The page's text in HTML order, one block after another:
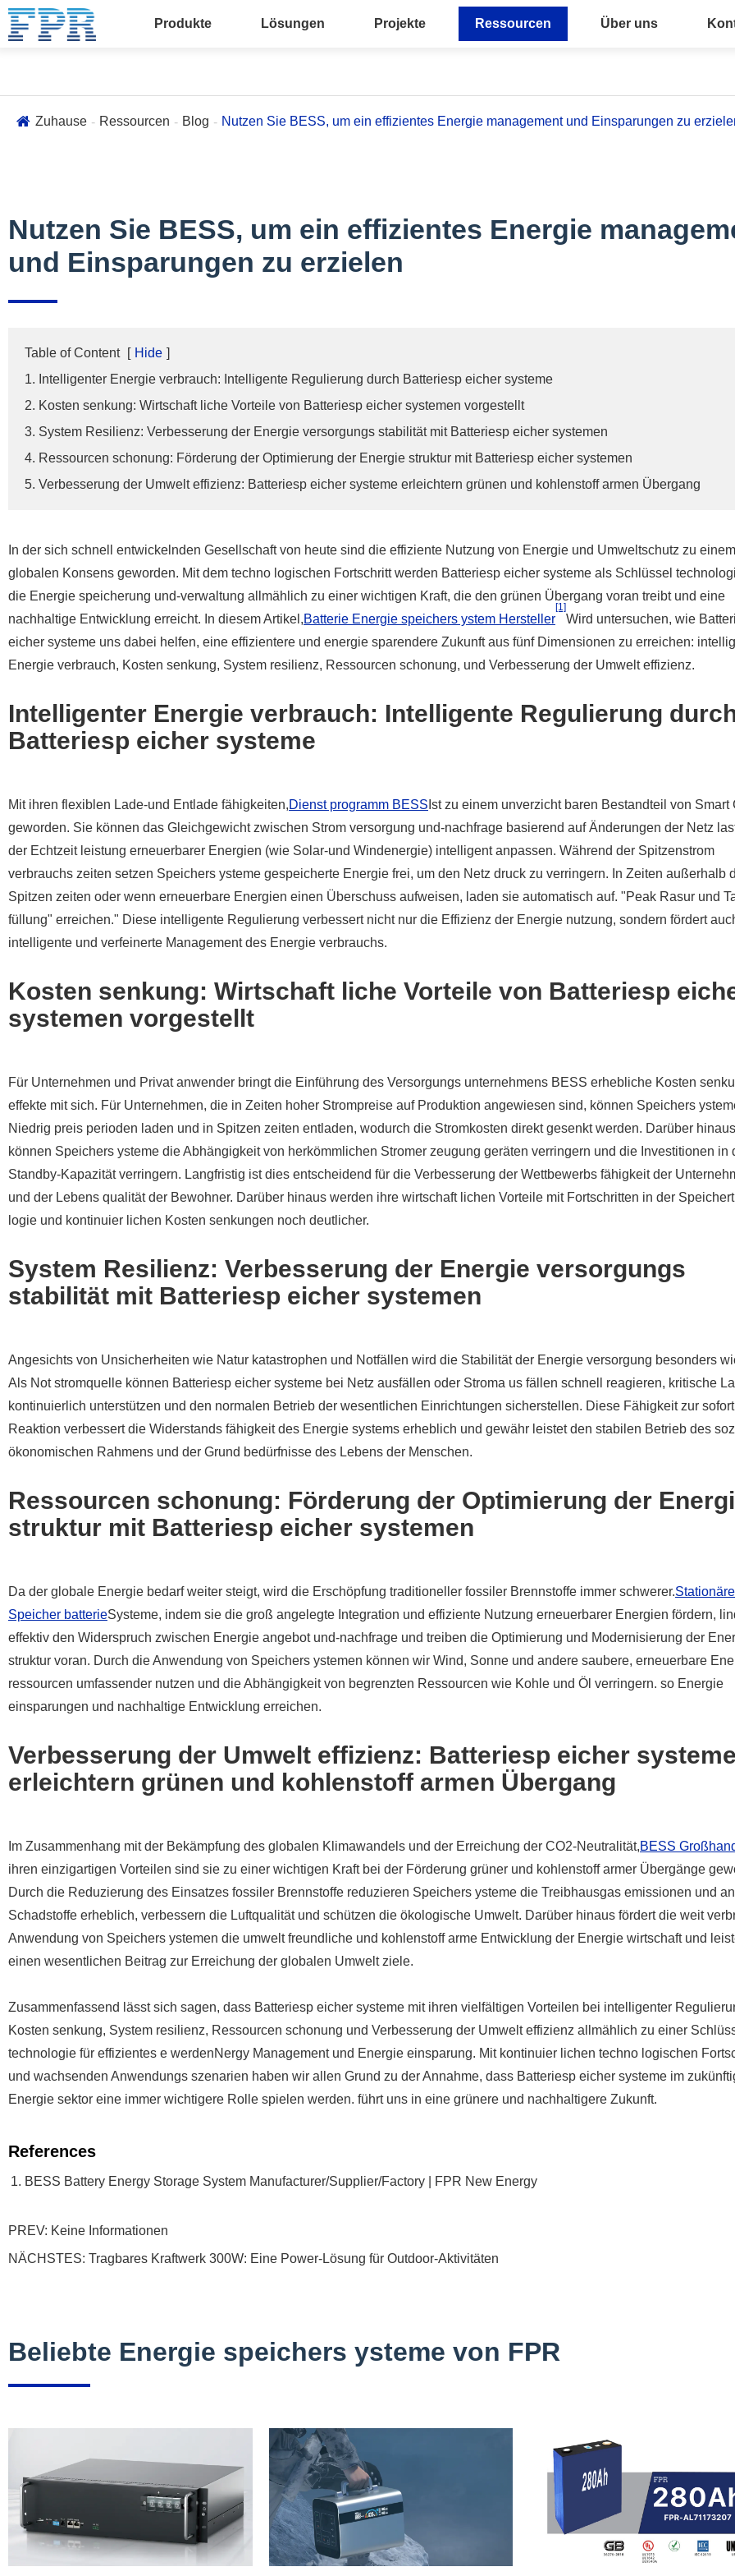
Produkte Lösungen Projekte Ressourcen Über uns
Zuhause Ressourcen Blog Nutzen Sie BESS, um ein effizientes Energie management und Einsparungen zu
Nutzen Sie BESS, um ein effizientes Energie
und Einsparungen zu erzielen
Table of Content [ Hide ]
1. Intelligenter Energie verbrauch: Intelligente Regulierung durch Batteriesp eicher systeme
2. Kosten senkung: Wirtschaft liche Vorteile von Batteriesp eicher systemen vorgestellt
3. System Resilienz: Verbesserung der Energie versorgungs stabilität mit Batteriesp eicher systemen
4. Ressourcen schonung: Förderung der Optimierung der Energie struktur mit Batteriesp eicher systemen
5. Verbesserung der Umwelt effizienz: Batteriesp eicher systeme erleichtern grünen und kohlenstoff armen Übergang
In der sich schnell entwickelnden Gesellschaft von heute sind die effiziente Nutzung von Energie und Umweltschutz zu einem
globalen Konsens geworden. Mit dem techno logischen Fortschritt werden Batteriesp eicher systeme als Schlüssel
die Energie speicherung und-verwaltung allmählich zu einer wichtigen Kraft, die den grünen Übergang voran treibt und eine
nachhaltige Entwicklung erreicht. In diesem Artikel,Batterie Energie speichers ystem Hersteller
[1]
Wird untersuchen, wie
eicher systeme uns dabei helfen, eine effizientere und energie sparendere Zukunft aus fünf Dimensionen zu erreichen:
Energie verbrauch, Kosten senkung, System resilienz, Ressourcen schonung, und Verbesserung der Umwelt effizienz.
Intelligenter Energie verbrauch: Intelligente Regulierung
Batteriesp eicher systeme
Mit ihren flexiblen Lade-und Entlade fähigkeiten,Dienst programm BESS Ist zu einem unverzicht baren Bestandteil von Smart
geworden. Sie können das Gleichgewicht zwischen Strom versorgung und-nachfrage basierend auf Änderungen der Netz
der Echtzeit leistung erneuerbarer Energien (wie Solar-und Windenergie) intelligent anpassen. Während der Spitzenstrom
verbrauchs zeiten setzen Speichers ysteme gespeicherte Energie frei, um den Netz druck zu verringern. In Zeiten außerhalb
Spitzen zeiten oder wenn erneuerbare Energien einen Überschuss aufweisen, laden sie automatisch auf. "Peak Rasur und
füllung" erreichen." Diese intelligente Regulierung verbessert nicht nur die Effizienz der Energie nutzung, sondern fördert
intelligente und verfeinerte Management des Energie verbrauchs.
Kosten senkung: Wirtschaft liche Vorteile von Batteriesp
systemen vorgestellt
Für Unternehmen und Privat anwender bringt die Einführung des Versorgungs unternehmens BESS erhebliche Kosten
effekte mit sich. Für Unternehmen, die in Zeiten hoher Strompreise auf Produktion angewiesen sind, können Speichers
Niedrig preis perioden laden und in Spitzen zeiten entladen, wodurch die Stromkosten direkt gesenkt werden. Darüber hinaus
können Speichers ysteme die Abhängigkeit von herkömmlichen Stromer zeugung geräten verringern und die Investitionen in
Standby-Kapazität verringern. Langfristig ist dies entscheidend für die Verbesserung der Wettbewerbs fähigkeit der
und der Lebens qualität der Bewohner. Darüber hinaus werden ihre wirtschaft lichen Vorteile mit Fortschritten in der
logie und kontinuier lichen Kosten senkungen noch deutlicher.
System Resilienz: Verbesserung der Energie versorgungs
stabilität mit Batteriesp eicher systemen
Angesichts von Unsicherheiten wie Natur katastrophen und Notfällen wird die Stabilität der Energie versorgung besonders
Als Not stromquelle können Batteriesp eicher systeme bei Netz ausfällen oder Stroma us fällen schnell reagieren, kritische
kontinuierlich unterstützen und den normalen Betrieb der wesentlichen Einrichtungen sicherstellen. Diese Fähigkeit zur
Reaktion verbessert die Widerstands fähigkeit des Energie systems erheblich und gewähr leistet den stabilen Betrieb des
ökonomischen Rahmens und der Grund bedürfnisse des Lebens der Menschen.
Ressourcen schonung: Förderung der Optimierung der
struktur mit Batteriesp eicher systemen
Da der globale Energie bedarf weiter steigt, wird die Erschöpfung traditioneller fossiler Brennstoffe immer schwerer.Stationäre
Speicher batterieSysteme, indem sie die groß angelegte Integration und effiziente Nutzung erneuerbarer Energien fördern,
effektiv den Widerspruch zwischen Energie angebot und-nachfrage und treiben die Optimierung und Modernisierung der
struktur voran. Durch die Anwendung von Speichers ystemen können wir Wind, Sonne und andere saubere, erneuerbare
ressourcen umfassender nutzen und die Abhängigkeit von begrenzten Ressourcen wie Kohle und Öl verringern. so Energie
einsparungen und nachhaltige Entwicklung erreichen.
Verbesserung der Umwelt effizienz: Batteriesp eicher systeme
erleichtern grünen und kohlenstoff armen Übergang
Im Zusammenhang mit der Bekämpfung des globalen Klimawandels und der Erreichung der CO2-Neutralität,BESS
ihren einzigartigen Vorteilen sind sie zu einer wichtigen Kraft bei der Förderung grüner und kohlenstoff armer Übergänge
Durch die Reduzierung des Einsatzes fossiler Brennstoffe reduzieren Speichers ysteme die Treibhausgas emissionen und
Schadstoffe erheblich, verbessern die Luftqualität und schützen die ökologische Umwelt. Darüber hinaus fördert die weit
Anwendung von Speichers ystemen die umwelt freundliche und kohlenstoff arme Entwicklung der Energie wirtschaft und
einen wesentlichen Beitrag zur Erreichung der globalen Umwelt ziele.
Zusammenfassend lässt sich sagen, dass Batteriesp eicher systeme mit ihren vielfältigen Vorteilen bei intelligenter
Kosten senkung, System resilienz, Ressourcen schonung und Verbesserung der Umwelt effizienz allmählich zu einer
technologie für effizientes e werdenNergy Management und Energie einsparung. Mit kontinuier lichen techno logischen
und wachsenden Anwendungs szenarien haben wir allen Grund zu der Annahme, dass Batteriesp eicher systeme im
Energie sektor eine immer wichtigere Rolle spielen werden. führt uns in eine grünere und nachhaltigere Zukunft.
References
BESS Battery Energy Storage System Manufacturer/Supplier/Factory | FPR New Energy
PREV: Keine Informationen
NÄCHSTES: Tragbares Kraftwerk 300W: Eine Power-Lösung für Outdoor-Aktivitäten
Beliebte Energie speichers ysteme von FPR